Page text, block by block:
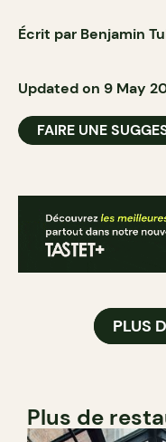
Écrit par Benjamin
Updated on 9 May
FAIRE UNE
PLUS
Plus de